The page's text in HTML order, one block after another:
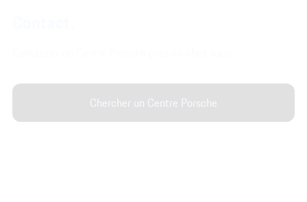
Chercher un Centre Porsche